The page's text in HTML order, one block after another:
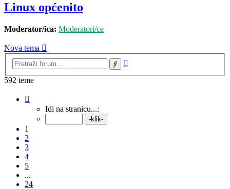
Linux općenito
Moderator/ica: Moderatori/ce
Nova tema
Pretražnik
592 teme
24 .Idi na stranicu...:
1
2
3
4
5
...
24